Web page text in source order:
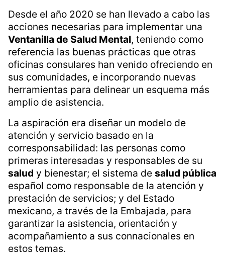
Desde el año 2020 se han llevado a cabo las
acciones necesarias para implementar una
Ventanilla de Salud Mental, teniendo como
referencia las buenas prácticas que otras
oficinas consulares han venido ofreciendo en
sus comunidades, e incorporando nuevas
herramientas para delinear un esquema más
amplio de asistencia.
La aspiración era diseñar un modelo de
atención y servicio basado en la
corresponsabilidad: las personas como
primeras interesadas y responsables de su
salud y bienestar; el sistema de salud pública
español como responsable de la atención y
prestación de servicios; y del Estado
mexicano, a través de la Embajada, para
garantizar la asistencia, orientación y
acompañamiento a sus connacionales en
estos temas.